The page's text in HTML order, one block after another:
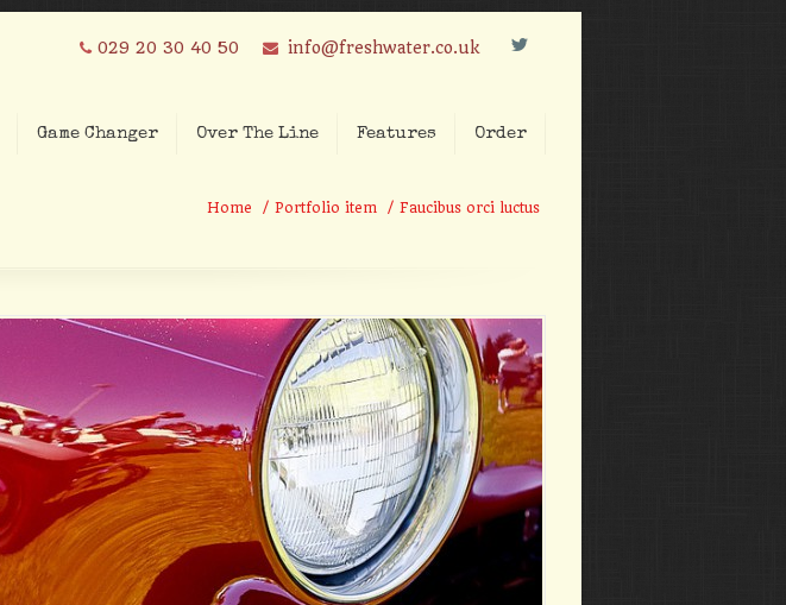
029 20 30 40 50 info@freshwater.co.uk L
Game Changer Over The Line Features Order
Home / Portfolio item / Faucibus orci luctus